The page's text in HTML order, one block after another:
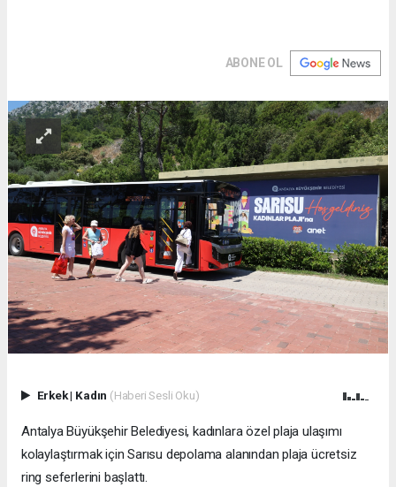
ABONE OL
Erkek| Kadın (Haberi Sesli Oku)
Antalya Büyükşehir Belediyesi, kadınlara özel plaja ulaşımı
kolaylaştırmak için Sarısu depolama alanından plaja ücretsiz
ring seferlerini başlattı.